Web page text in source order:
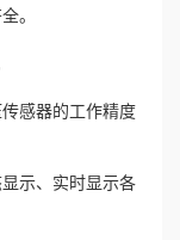
。
感器的工作精度
示、实时显示各